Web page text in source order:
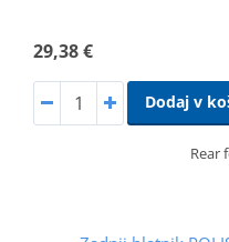
29,38 €
Dodaj v
Rear